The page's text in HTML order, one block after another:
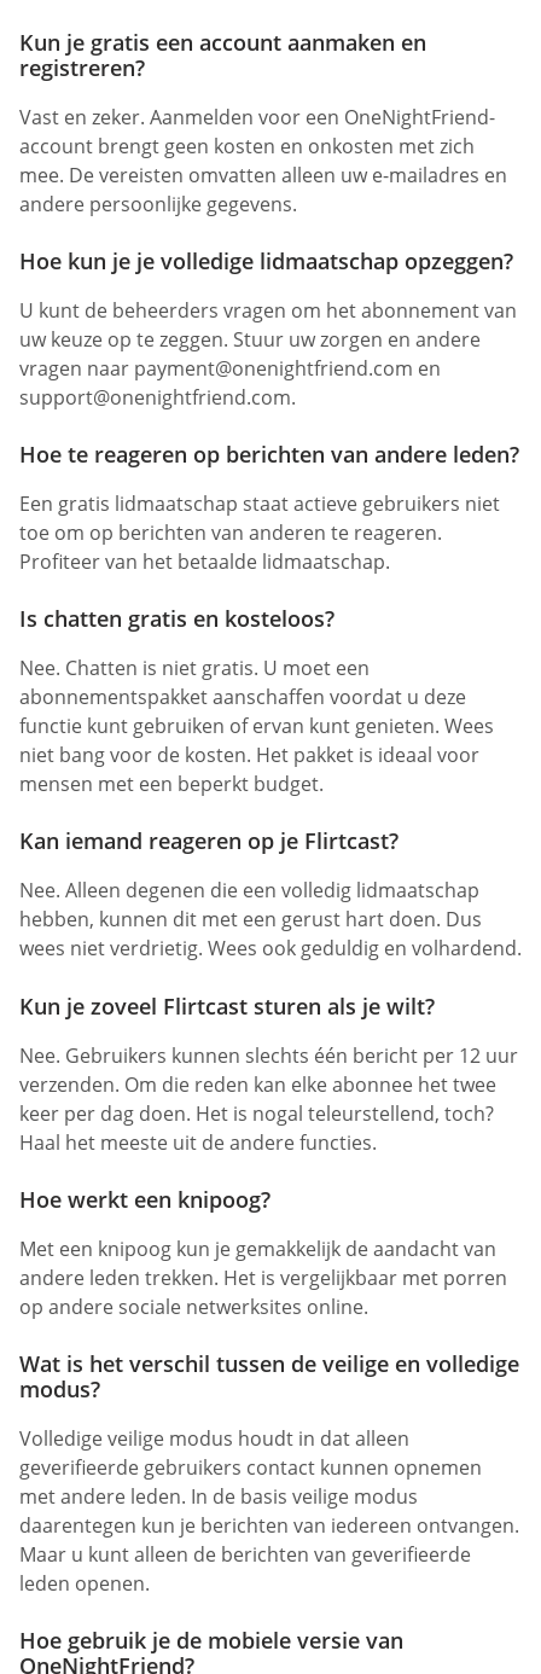
Kun je gratis een account aanmaken en
registreren?
Vast en zeker. Aanmelden voor een OneNightFriend-
account brengt geen kosten en onkosten met zich
mee. De vereisten omvatten alleen uw e-mailadres en
andere persoonlijke gegevens.
Hoe kun je je volledige lidmaatschap opzeggen?
U kunt de beheerders vragen om het abonnement van
uw keuze op te zeggen. Stuur uw zorgen en andere
vragen naar payment@onenightfriend.com en
support@onenightfriend.com.
Hoe te reageren op berichten van andere leden?
Een gratis lidmaatschap staat actieve gebruikers niet
toe om op berichten van anderen te reageren.
Profiteer van het betaalde lidmaatschap.
Is chatten gratis en kosteloos?
Nee. Chatten is niet gratis. U moet een
abonnementspakket aanschaffen voordat u deze
functie kunt gebruiken of ervan kunt genieten. Wees
niet bang voor de kosten. Het pakket is ideaal voor
mensen met een beperkt budget.
Kan iemand reageren op je Flirtcast?
Nee. Alleen degenen die een volledig lidmaatschap
hebben, kunnen dit met een gerust hart doen. Dus
wees niet verdrietig. Wees ook geduldig en volhardend.
Kun je zoveel Flirtcast sturen als je wilt?
Nee. Gebruikers kunnen slechts één bericht per 12 uur
verzenden. Om die reden kan elke abonnee het twee
keer per dag doen. Het is nogal teleurstellend, toch?
Haal het meeste uit de andere functies.
Hoe werkt een knipoog?
Met een knipoog kun je gemakkelijk de aandacht van
andere leden trekken. Het is vergelijkbaar met porren
op andere sociale netwerksites online.
Wat is het verschil tussen de veilige en volledige
modus?
Volledige veilige modus houdt in dat alleen
geverifieerde gebruikers contact kunnen opnemen
met andere leden. In de basis veilige modus
daarentegen kun je berichten van iedereen ontvangen.
Maar u kunt alleen de berichten van geverifieerde
leden openen.
Hoe gebruik je de mobiele versie van
OneNightFriend?